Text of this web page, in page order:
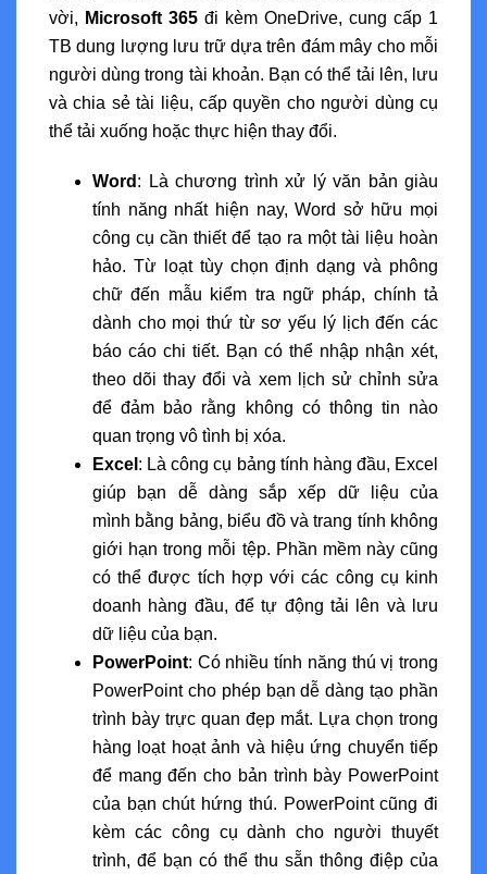
vời, Microsoft 365 đi kèm OneDrive, cung cấp 1
TB dung lượng lưu trữ dựa trên đám mây cho mỗi
người dùng trong tài khoản. Bạn có thể tải lên, lưu
và chia sẻ tài liệu, cấp quyền cho người dùng cụ
thể tải xuống hoặc thực hiện thay đổi.
Word : Là chương trình xử lý văn bản giàu
tính năng nhất hiện nay, Word sở hữu mọi
công cụ cần thiết để tạo ra một tài liệu hoàn
hảo. Từ loạt tùy chọn định dạng và phông
chữ đến mẫu kiểm tra ngữ pháp, chính tả
dành cho mọi thứ từ sơ yếu lý lịch đến các
báo cáo chi tiết. Bạn có thể nhập nhận xét,
theo dõi thay đổi và xem lịch sử chỉnh sửa
để đảm bảo rằng không có thông tin nào
quan trọng vô tình bị xóa.
Excel : Là công cụ bảng tính hàng đầu, Excel
giúp bạn dễ dàng sắp xếp dữ liệu của
mình bằng bảng, biểu đồ và trang tính không
giới hạn trong mỗi tệp. Phần mềm này cũng
có thể được tích hợp với các công cụ kinh
doanh hàng đầu, để tự động tải lên và lưu
dữ liệu của bạn.
PowerPoint: Có nhiều tính năng thú vị trong
PowerPoint cho phép bạn dễ dàng tạo phần
trình bày trực quan đẹp mắt. Lựa chọn trong
hàng loạt hoạt ảnh và hiệu ứng chuyển tiếp
để mang đến cho bản trình bày PowerPoint
của bạn chút hứng thú. PowerPoint cũng đi
kèm các công cụ dành cho người thuyết
trình, để bạn có thể thu sẵn thông điệp của